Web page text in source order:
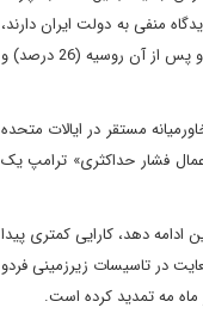
منفی به دولت ایران دارند،
اما تنها 4 درصد آنها این کشور را بزرگ ترین تهدید خارجی برای ایالات متحده می دانند. چین با 45 درصد در صدر فهرست قرار دارد و پس از آن روسیه (26 درصد) و
مستقر در ایالات متحده
فشار حداکثری» ترامپ یک
دهد، کارایی کمتری پیدا
غنی سازی اورانیوم را تا خلوص 20 درصد افزایش داده و فعایت در تاسیسات زیرزمینی فردو
ماه مه تمدید کرده است.